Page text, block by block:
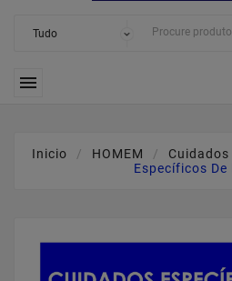

Inicio HOMEM Cuidados
Específicos De